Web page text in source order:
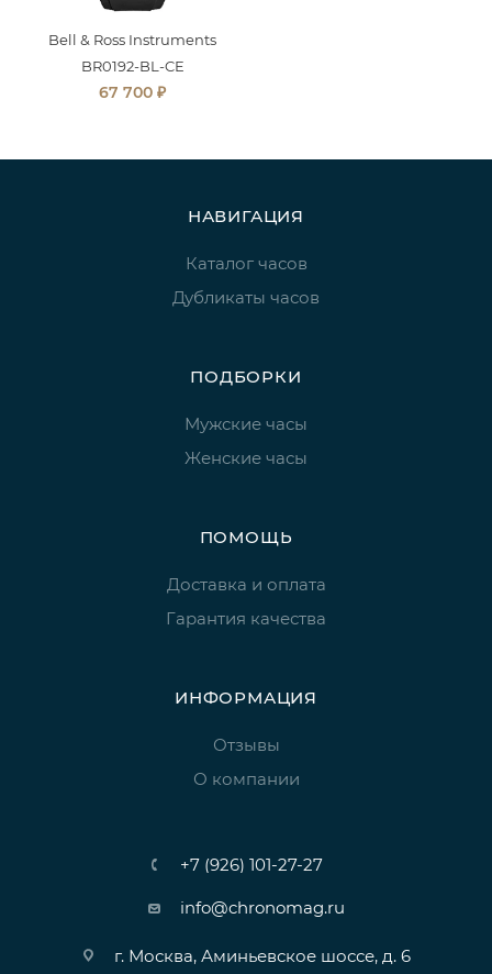
Bell & Ross Instruments
BR0192-BL-CE
67 700 ₽
НАВИГАЦИЯ
Каталог часов
Дубликаты часов
ПОДБОРКИ
Мужские часы
Женские часы
ПОМОЩЬ
Доставка и оплата
Гарантия качества
ИНФОРМАЦИЯ
Отзывы
О компании
+7 (926) 101-27-27
info@chronomag.ru
г. Москва, Аминьевское шоссе, д. 6